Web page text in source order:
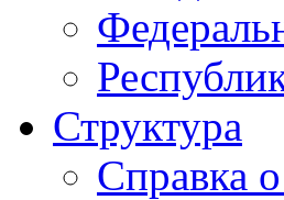
Структура
Справка